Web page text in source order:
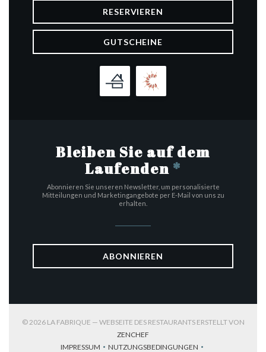
RESERVIEREN
GUTSCHEINE
Bleiben Sie auf dem
Laufenden *
Abonnieren Sie unseren Newsletter, um personalisierte
Mitteilungen und Marketingangebote per E-Mail von uns zu
erhalten.
ABONNIEREN
© 2026 LA FABRIQUE — WEBSEITE DES RESTAURANTS ERSTELLT VON
ZENCHEF
IMPRESSUM
NUTZUNGSBEDINGUNGEN